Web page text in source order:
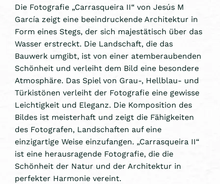
Die Fotografie „Carrasqueira II“ von Jesús M
García zeigt eine beeindruckende Architektur in
Form eines Stegs, der sich majestätisch über das
Wasser erstreckt. Die Landschaft, die das
Bauwerk umgibt, ist von einer atemberaubenden
Schönheit und verleiht dem Bild eine besondere
Atmosphäre. Das Spiel von Grau-, Hellblau- und
Türkistönen verleiht der Fotografie eine gewisse
Leichtigkeit und Eleganz. Die Komposition des
Bildes ist meisterhaft und zeigt die Fähigkeiten
des Fotografen, Landschaften auf eine
einzigartige Weise einzufangen. „Carrasqueira II“
ist eine herausragende Fotografie, die die
Schönheit der Natur und der Architektur in
perfekter Harmonie vereint.